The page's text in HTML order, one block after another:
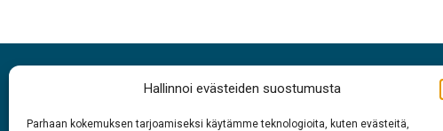
Hallinnoi evästeiden suostumusta
Parhaan kokemuksen tarjoamiseksi käytämme teknologioita, kuten evästeitä,